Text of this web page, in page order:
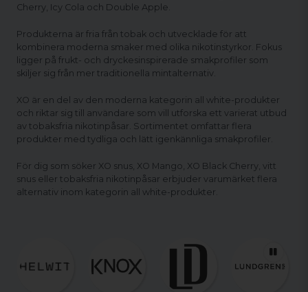
Cherry, Icy Cola och Double Apple.
Produkterna är fria från tobak och utvecklade för att
kombinera moderna smaker med olika nikotinstyrkor. Fokus
ligger på frukt- och dryckesinspirerade smakprofiler som
skiljer sig från mer traditionella mintalternativ.
XO är en del av den moderna kategorin all white-produkter
och riktar sig till användare som vill utforska ett varierat utbud
av tobaksfria nikotinpåsar. Sortimentet omfattar flera
produkter med tydliga och lätt igenkännliga smakprofiler.
För dig som söker XO snus, XO Mango, XO Black Cherry, vitt
snus eller tobaksfria nikotinpåsar erbjuder varumärket flera
alternativ inom kategorin all white-produkter.